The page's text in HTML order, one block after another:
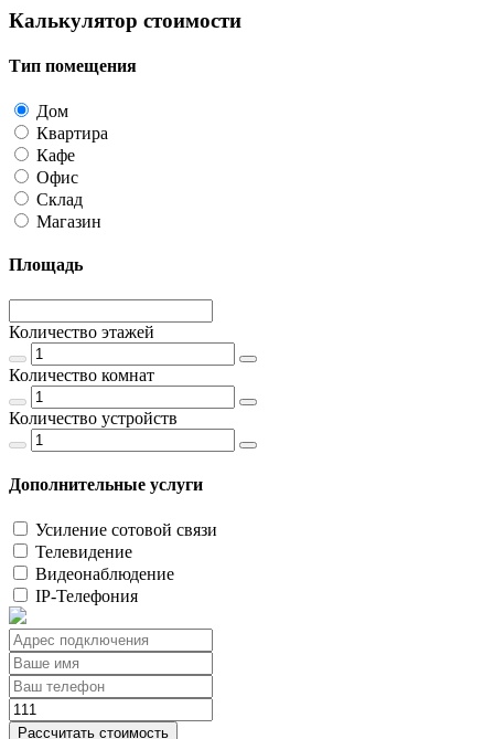
Калькулятор стоимости
Тип помещения
Дом
Квартира
Кафе
Офис
Склад
Магазин
Площадь
Количество этажей
Количество комнат
Количество устройств
Дополнительные услуги
Усиление сотовой связи
Телевидение
Видеонаблюдение
IP-Телефония
Рассчитать стоимость